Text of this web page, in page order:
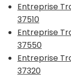
Entreprise
37510
Entreprise
37550
Entreprise
37320